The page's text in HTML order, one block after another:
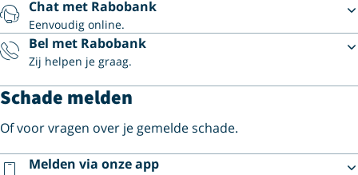
Chat met Rabobank
Eenvoudig online.
Bel met Rabobank
Zij helpen je graag.
Schade melden
Of voor vragen over je gemelde schade.
Melden via onze app